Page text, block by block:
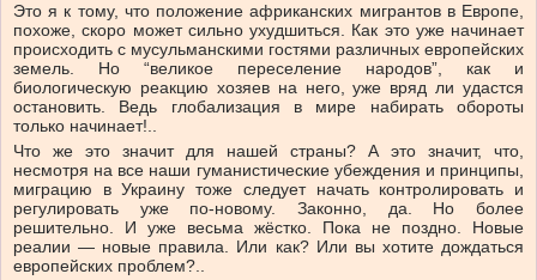
Это я к тому, что положение африканских мигрантов в Европе,
похоже, скоро может сильно ухудшиться. Как это уже начинает
происходить с мусульманскими гостями различных европейских
земель. Но “великое переселение народов”, как и
биологическую реакцию хозяев на него, уже вряд ли удастся
остановить. Ведь глобализация в мире набирать обороты
только начинает!..
Что же это значит для нашей страны? А это значит, что,
несмотря на все наши гуманистические убеждения и принципы,
миграцию в Украину тоже следует начать контролировать и
регулировать уже по-новому. Законно, да. Но более
решительно. И уже весьма жёстко. Пока не поздно. Новые
реалии — новые правила. Или как? Или вы хотите дождаться
европейских проблем?..